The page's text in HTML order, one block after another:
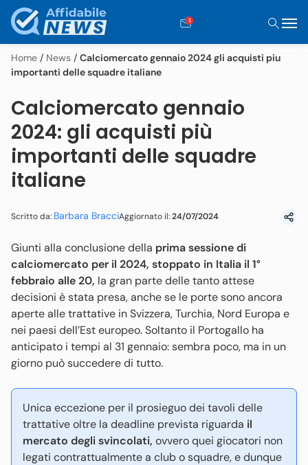
1
Home / News / Calciomercato gennaio 2024 gli acquisti piu
importanti delle squadre italiane
Calciomercato gennaio
2024: gli acquisti più
importanti delle squadre
italiane
Scritto da: Barbara BracciAggiornato il:24/07/2024
Giunti alla conclusione della prima sessione di
calciomercato per il 2024, stoppato in Italia il 1°
febbraio alle 20, la gran parte delle tanto attese
decisioni è stata presa, anche se le porte sono ancora
aperte alle trattative in Svizzera, Turchia, Nord Europa e
nei paesi dell’Est europeo. Soltanto il Portogallo ha
anticipato i tempi al 31 gennaio: sembra poco, ma in un
giorno può succedere di tutto.
Unica eccezione per il prosieguo dei tavoli delle
trattative oltre la deadline prevista riguarda il
mercato degli svincolati, ovvero quei giocatori non
legati contrattualmente a club o squadre, e dunque